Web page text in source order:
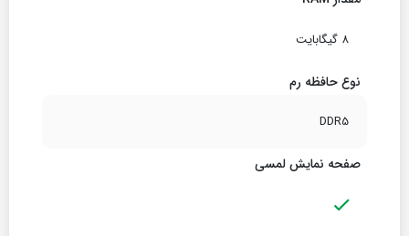
8 گیگابایت
نوع حافظه رم
DDR5
صفحه نمایش لمسی